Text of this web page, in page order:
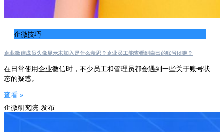
企微技巧
企业微信成员头像显示未加入是什么意思？企业员工能查看到自己的账号id嘛？
在日常使用企业微信时，不少员工和管理员都会遇到一些关于账号状
态的疑惑。
查看 »
企微研究院-发布